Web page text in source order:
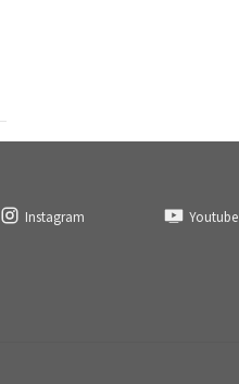
Instagram Youtube